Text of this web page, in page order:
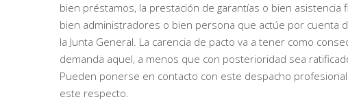
bien préstamos, la prestación de garantías o bien
bien administradores o bien persona que actúe por cuenta
la Junta General. La carencia de pacto va a tener como
demanda aquel, a menos que con posterioridad sea
Pueden ponerse en contacto con este despacho
este respecto.